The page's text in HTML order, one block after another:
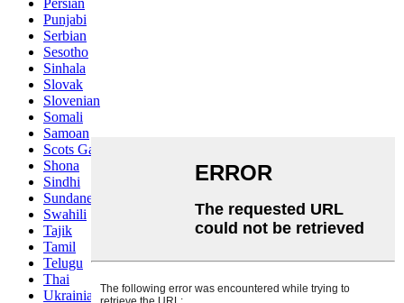
Persian
Punjabi
Serbian
Sesotho
Sinhala
Slovak
Slovenian
Somali
Samoan
Scots Gaelic
Shona
Sindhi
Sundanese
Swahili
Tajik
Tamil
Telugu
Thai
Ukrainian